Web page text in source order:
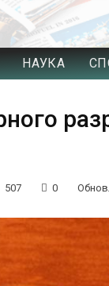
НАУКА
507 0